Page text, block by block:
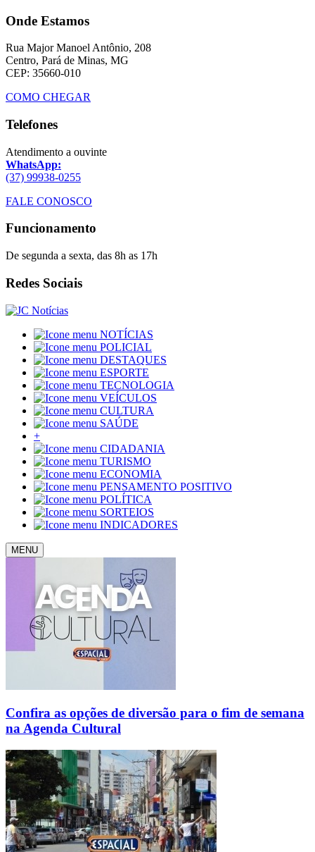
Onde Estamos
Rua Major Manoel Antônio, 208
Centro, Pará de Minas, MG
CEP: 35660-010
COMO CHEGAR
Telefones
Atendimento a ouvinte
WhatsApp:
(37) 99938-0255
FALE CONOSCO
Funcionamento
De segunda a sexta, das 8h as 17h
Redes Sociais
NOTÍCIAS
POLICIAL
DESTAQUES
ESPORTE
TECNOLOGIA
VEÍCULOS
CULTURA
SAÚDE
+
CIDADANIA
TURISMO
ECONOMIA
PENSAMENTO POSITIVO
POLÍTICA
SORTEIOS
INDICADORES
MENU
Confira as opções de diversão para o fim de semana
na Agenda Cultural